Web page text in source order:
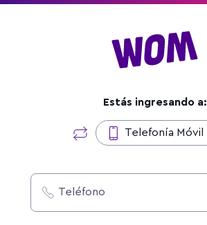
Estás ingresando a:
Telefonía Móvil
Teléfono